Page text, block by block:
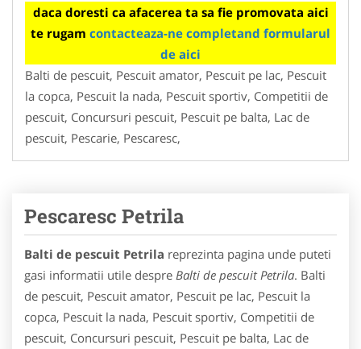
daca doresti ca afacerea ta sa fie promovata aici
te rugam contacteaza-ne completand formularul
de aici
Balti de pescuit, Pescuit amator, Pescuit pe lac, Pescuit
la copca, Pescuit la nada, Pescuit sportiv, Competitii de
pescuit, Concursuri pescuit, Pescuit pe balta, Lac de
pescuit, Pescarie, Pescaresc,
Pescaresc Petrila
Balti de pescuit Petrila reprezinta pagina unde puteti
gasi informatii utile despre Balti de pescuit Petrila. Balti
de pescuit, Pescuit amator, Pescuit pe lac, Pescuit la
copca, Pescuit la nada, Pescuit sportiv, Competitii de
pescuit, Concursuri pescuit, Pescuit pe balta, Lac de